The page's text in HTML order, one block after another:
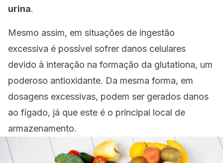
urina.
Mesmo assim, em situações de ingestão
excessiva é possível sofrer danos celulares
devido à interação na formação da glutationa, um
poderoso antioxidante. Da mesma forma, em
dosagens excessivas, podem ser gerados danos
ao fígado, já que este é o principal local de
armazenamento.